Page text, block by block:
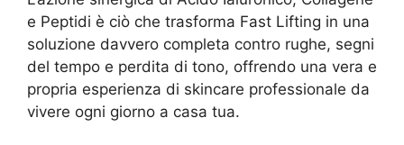
e Peptidi è ciò che trasforma Fast Lifting in una
soluzione davvero completa contro rughe, segni
del tempo e perdita di tono, offrendo una vera e
propria esperienza di skincare professionale da
vivere ogni giorno a casa tua.